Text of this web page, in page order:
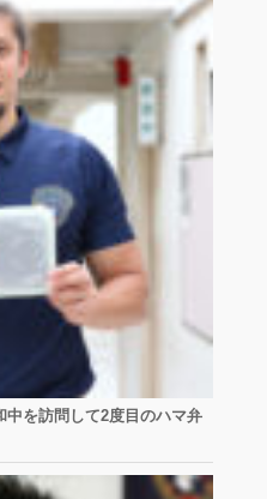
中を訪問して2度目のハマ弁